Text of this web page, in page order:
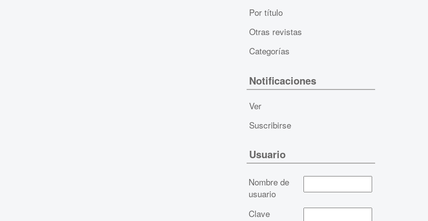
Por título
Otras revistas
Categorías
Notificaciones
Ver
Suscribirse
Usuario
Nombre de
usuario
Clave